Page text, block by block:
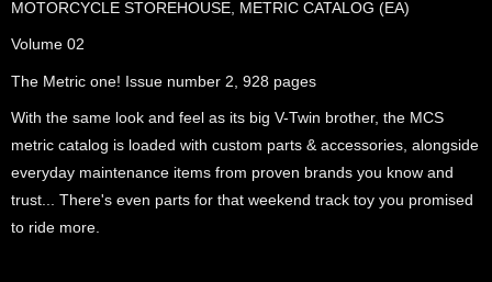
MOTORCYCLE STOREHOUSE, METRIC CATALOG (EA)
Volume 02
The Metric one! Issue number 2, 928 pages
With the same look and feel as its big V-Twin brother, the MCS
metric catalog is loaded with custom parts & accessories, alongside
everyday maintenance items from proven brands you know and
trust... There's even parts for that weekend track toy you promised
to ride more.